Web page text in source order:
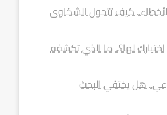
كيف تتحول الشكاوى
لها؟.. ما الذي تكشفه
هل يختفي البحث